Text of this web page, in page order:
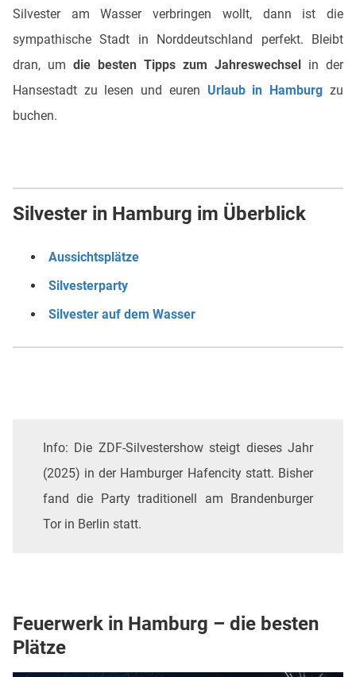
Silvester am Wasser verbringen wollt, dann ist die
sympathische Stadt in Norddeutschland perfekt. Bleibt
dran, um die besten Tipps zum Jahreswechselin der
Hansestadt zu lesen und euren Urlaub in Hamburg zu
buchen.
Silvester in Hamburg im Überblick
Aussichtsplätze
Silvesterparty
Silvester auf dem Wasser
Info: Die ZDF-Silvestershow steigt dieses Jahr
(2025) in der Hamburger Hafencity statt. Bisher
fand die Party traditionell am Brandenburger
Tor in Berlin statt.
Feuerwerk in Hamburg – die besten
Plätze